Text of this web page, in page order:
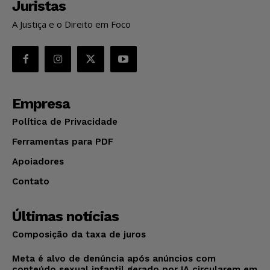
Juristas
A Justiça e o Direito em Foco
Empresa
Política de Privacidade
Ferramentas para PDF
Apoiadores
Contato
Últimas notícias
Composição da taxa de juros
Meta é alvo de denúncia após anúncios com